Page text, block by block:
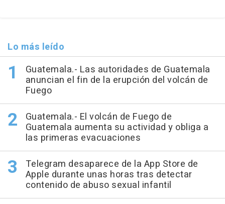
Lo más leído
Guatemala.- Las autoridades de Guatemala
anuncian el fin de la erupción del volcán de
Fuego
Guatemala.- El volcán de Fuego de
Guatemala aumenta su actividad y obliga a
las primeras evacuaciones
Telegram desaparece de la App Store de
Apple durante unas horas tras detectar
contenido de abuso sexual infantil